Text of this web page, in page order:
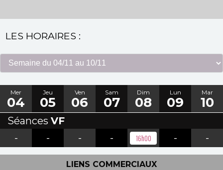
LES HORAIRES :
Mer
04
Jeu
05
Ven
06
Sam
07
Dim
08
Lun
09
Mar
10
Séances VF
-
- - - 16h00 - -
LIENS COMMERCIAUX